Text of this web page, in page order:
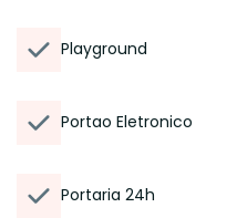
Playground
Portao Eletronico
Portaria 24h